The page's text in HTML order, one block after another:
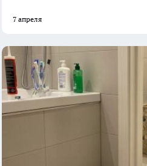
7 апреля